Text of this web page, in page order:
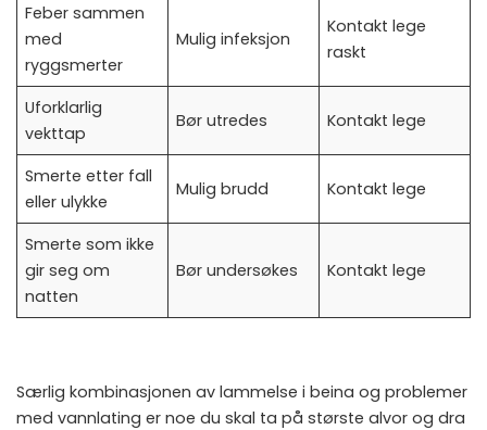
Feber sammen
med
ryggsmerter
Mulig infeksjon
Kontakt lege
raskt
Uforklarlig
vekttap
Bør utredes Kontakt lege
Smerte etter fall
eller ulykke
Mulig brudd Kontakt lege
Smerte som ikke
gir seg om
natten
Bør undersøkes Kontakt lege
Særlig kombinasjonen av lammelse i beina og problemer
med vannlating er noe du skal ta på største alvor og dra